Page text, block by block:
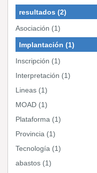
resultados (2)
Asociación (1)
Implantación (1)
Inscripción (1)
Interpretación (1)
Lineas (1)
MOAD (1)
Plataforma (1)
Provincia (1)
Tecnología (1)
abastos (1)